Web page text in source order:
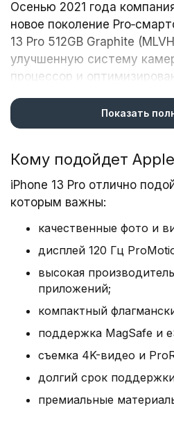
Осенью 2021 года
новое поколение
13 Pro 512GB Graphite
улучшенную систему
процессор и
Дизайн и защита
Корпус выполнен из
защитой Ceramic Shield.
обеспечивает защиту от
Минималистичный дизайн
аккуратной рамкой
статус модели.
Дисплей 6.1″ Super
OLED‑экран с технологией
поддерживает частоту
Яркость увеличена на
свете. LTPO‑матрица
Показать
Кому подойдет
iPhone 13 Pro отлично
которым важны:
качественные фото и
дисплей 120 Гц
высокая
приложений;
компактный
поддержка MagSafe и
съемка 4K-видео и
долгий срок
премиальные